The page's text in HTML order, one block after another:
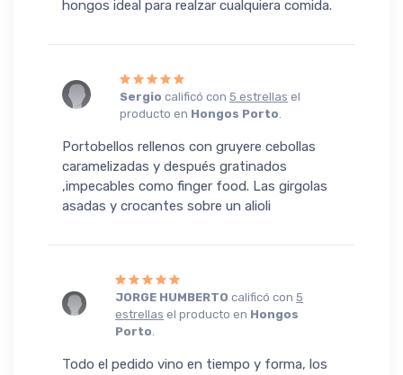
hongos ideal para realzar cualquiera comida.
Sergio calificó con5 estrellas el
producto en Hongos Porto.
Portobellos rellenos con gruyere cebollas
caramelizadas y después gratinados
,impecables como finger food. Las girgolas
asadas y crocantes sobre un alioli
JORGE HUMBERTO calificó con5
estrellas el producto en Hongos
Porto.
Todo el pedido vino en tiempo y forma, los